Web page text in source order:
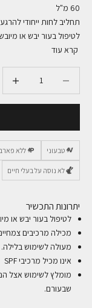
60 מ"ל
תחליב לחות ייחודי
לטיפול בעור יבש או
קרא עוד
טבעוני ללא
לא נוסה על בעלי חיים
יתרונות התכשיר
לטיפול בעור יבש או
מכילה מרכיבים
מעולה לשימוש בלילה.
אינו מכיל מרכיבי SPF
מומלץ לשימוש אצל
שבעורם.